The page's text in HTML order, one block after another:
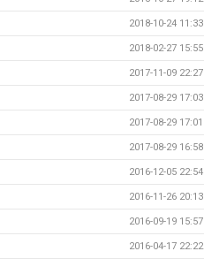
2018-10-24 11:33
2018-02-27 15:55
2017-11-09 22:27
2017-08-29 17:03
2017-08-29 17:01
2017-08-29 16:58
2016-12-05 22:54
2016-11-26 20:13
2016-09-19 15:57
2016-04-17 22:22